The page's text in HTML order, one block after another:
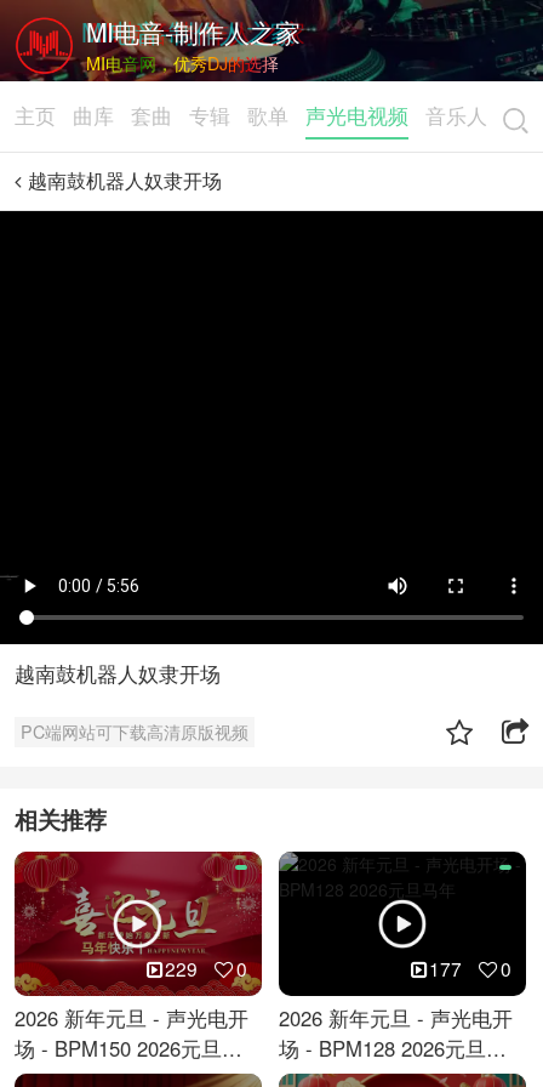
MI电音-制作人之家
MI电音网，优秀DJ的选择
主页 曲库 套曲 专辑 歌单 声光电视频 音乐人
越南鼓机器人奴隶开场
越南鼓机器人奴隶开场
PC端网站可下载高清原版视频
相关推荐
229 0
2026 新年元旦 - 声光电开
场 - BPM150 2026元旦跨
年倒计时
177 0
2026 新年元旦 - 声光电开
场 - BPM128 2026元旦马
年